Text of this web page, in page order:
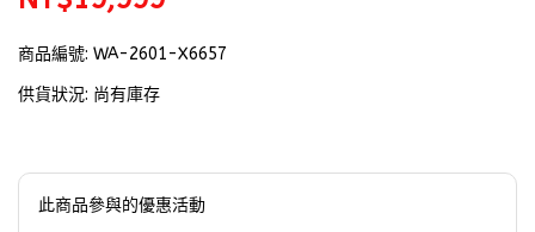
商品編號: WA-2601-X6657
供貨狀況: 尚有庫存
此商品參與的優惠活動